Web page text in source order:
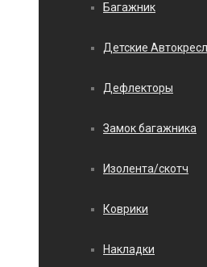
Багажник
Детские
Дефлекторы
Замок багажника
Изолента/скотч
Коврики
Накладки